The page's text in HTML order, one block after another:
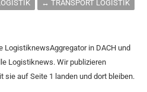
↔ TRANSPORT LOGISTIK
in DACH und
Logistiknews. Wir publizieren
sie auf Seite 1 landen und dort bleiben.